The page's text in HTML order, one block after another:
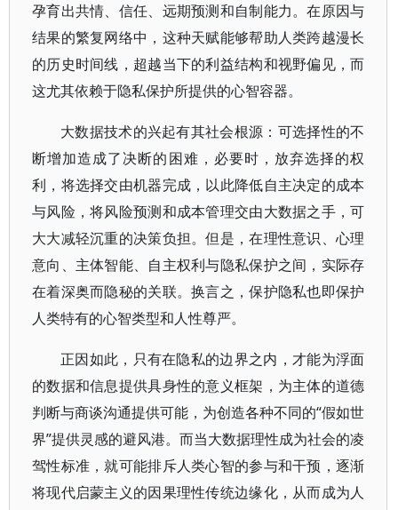
孕育出共情、信任、远期预测和自制能力。在原因与
结果的繁复网络中，这种天赋能够帮助人类跨越漫长
的历史时间线，超越当下的利益结构和视野偏见，而
这尤其依赖于隐私保护所提供的心智容器。
大数据技术的兴起有其社会根源：可选择性的不
断增加造成了决断的困难，必要时，放弃选择的权
利，将选择交由机器完成，以此降低自主决定的成本
与风险，将风险预测和成本管理交由大数据之手，可
大大减轻沉重的决策负担。但是，在理性意识、心理
意向、主体智能、自主权利与隐私保护之间，实际存
在着深奥而隐秘的关联。换言之，保护隐私也即保护
人类特有的心智类型和人性尊严。
正因如此，只有在隐私的边界之内，才能为浮面
的数据和信息提供具身性的意义框架，为主体的道德
判断与商谈沟通提供可能，为创造各种不同的“假如世
界”提供灵感的避风港。而当大数据理性成为社会的凌
驾性标准，就可能排斥人类心智的参与和干预，逐渐
将现代启蒙主义的因果理性传统边缘化，从而成为人